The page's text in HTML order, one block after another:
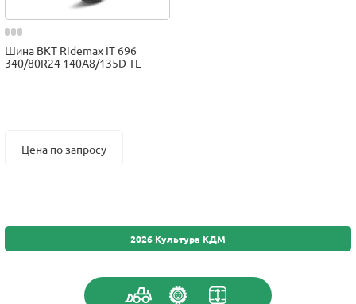
Шина BKT Ridemax IT 696
340/80R24 140A8/135D TL
Цена по запросу
2026 Культура КДМ